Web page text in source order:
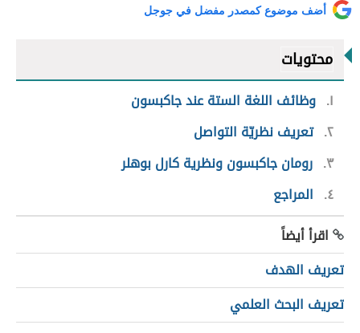
أضف موضوع كمصدر مفضل في جوجل
محتويات
١ وظائف اللغة الستة عند جاكبسون
٢ تعريف نظريّة التواصل
٣ رومان جاكبسون ونظرية كارل بوهلر
٤
المراجع
اقرأ أيضاً
تعريف الهدف
تعريف البحث العلمي